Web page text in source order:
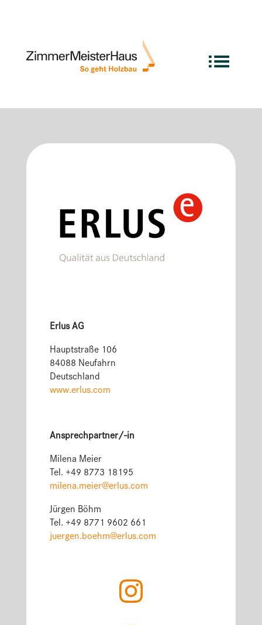
Exzellente Marktpartner
im ZMH Netzwerk
Erlus AG
Hauptstraße 106
84088 Neufahrn
Deutschland
www.erlus.com
Ansprechpartner/-in
Milena Meier
Tel. +49 8773 18195
milena.meier@erlus.com
Jürgen Böhm
Tel. +49 8771 9602 661
juergen.boehm@erlus.com